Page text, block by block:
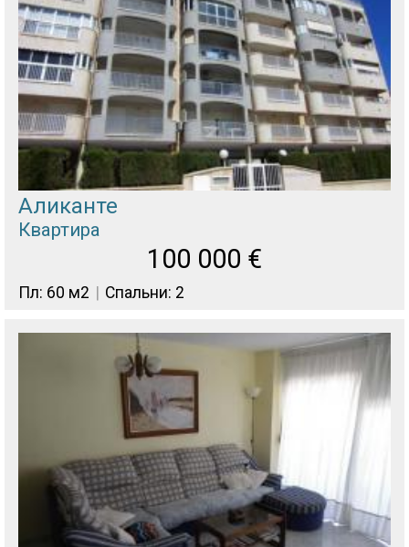
Аликанте
Квартира
100 000 €
Пл: 60 м2 Спальни: 2